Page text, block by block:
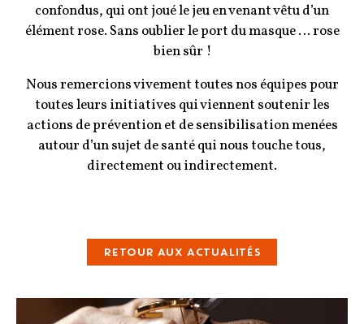
confondus, qui ont joué le jeu en venant vêtu d’un
élément rose. Sans oublier le port du masque … rose
bien sûr !
Nous remercions vivement toutes nos équipes pour
toutes leurs initiatives qui viennent soutenir les
actions de prévention et de sensibilisation menées
autour d’un sujet de santé qui nous touche tous,
directement ou indirectement.
RETOUR AUX ACTUALITÉS